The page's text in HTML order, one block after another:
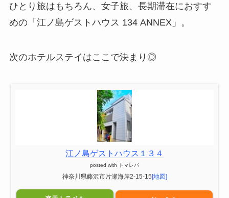
ひとり旅はもちろん、女子旅、長期滞在におすす
めの「江ノ島ゲストハウス 134 ANNEX」。
次のホテルステイはここで決まり◎
江ノ島ゲストハウス１３４
posted with トマレバ
神奈川県藤沢市片瀬海岸2-15-15[地図]